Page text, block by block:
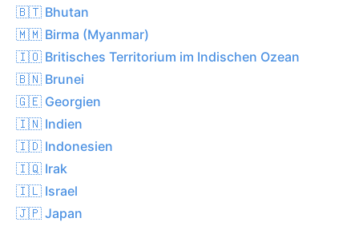
🇧🇹 Bhutan
🇲🇲 Birma (Myanmar)
🇮🇴 Britisches Territorium im Indischen Ozean
🇧🇳 Brunei
🇬🇪 Georgien
🇮🇳 Indien
🇮🇩 Indonesien
🇮🇶 Irak
🇮🇱 Israel
🇯🇵 Japan